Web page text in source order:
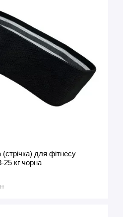
(стрічка) для фітнесу
25 кг чорна